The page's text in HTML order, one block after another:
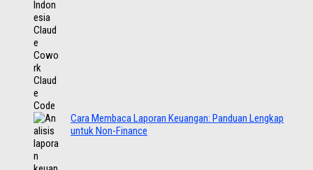
Cara Membaca Laporan Keuangan: Panduan Lengkap
untuk Non-Finance